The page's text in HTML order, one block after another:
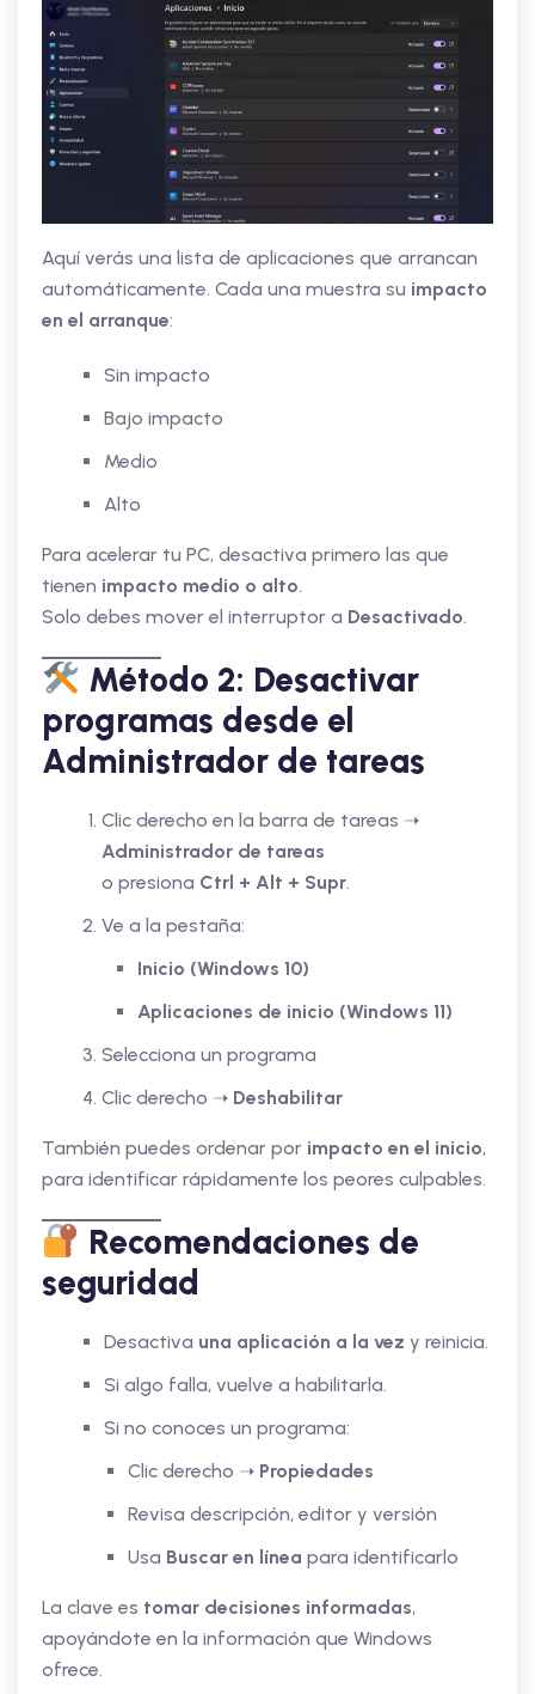
Aquí verás una lista de aplicaciones que arrancan
automáticamente. Cada una muestra su impacto
en el arranque:
Sin impacto
Bajo impacto
Medio
Alto
Para acelerar tu PC, desactiva primero las que
tienen impacto medio o alto.
Solo debes mover el interruptor a Desactivado.
Método 2: Desactivar
programas desde el
Administrador de tareas
Clic derecho en la barra de tareas ➝
Administrador de tareas
o presiona Ctrl + Alt + Supr.
Ve a la pestaña:
Inicio (Windows 10)
Aplicaciones de inicio (Windows 11)
Selecciona un programa
Clic derecho ➝ Deshabilitar
También puedes ordenar por impacto en el inicio,
para identificar rápidamente los peores culpables.
Recomendaciones de
seguridad
Desactiva una aplicación a la vez y reinicia.
Si algo falla, vuelve a habilitarla.
Si no conoces un programa:
Clic derecho ➝ Propiedades
Revisa descripción, editor y versión
Usa Buscar en línea para identificarlo
La clave es tomar decisiones informadas,
apoyándote en la información que Windows
ofrece.